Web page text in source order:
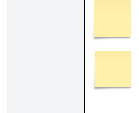
Usa questa mappa delle esperienze per
fornisci informazioni sui "momenti che
Nel loro libro Designing Experiences, gli
presentano una semplice mappa per la